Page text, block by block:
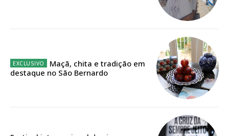
32€
Edição em papel entregue à Quinta-feira em sua
Maçã, chita e tradição em
destaque no São Bernardo